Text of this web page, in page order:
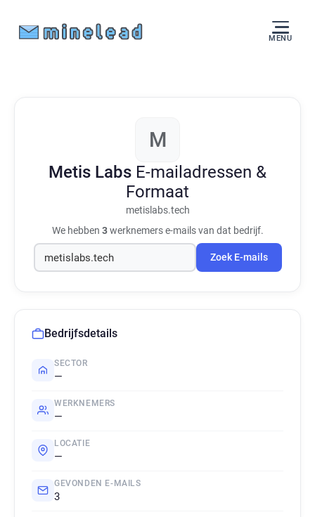
MENU
M
Metis Labs E-mailadressen &
Formaat
metislabs.tech
We hebben 3werknemers e-mails van dat bedrijf.
Zoek E-mails
Bedrijfsdetails
SECTOR
—
WERKNEMERS
—
LOCATIE
—
GEVONDEN E-MAILS
3